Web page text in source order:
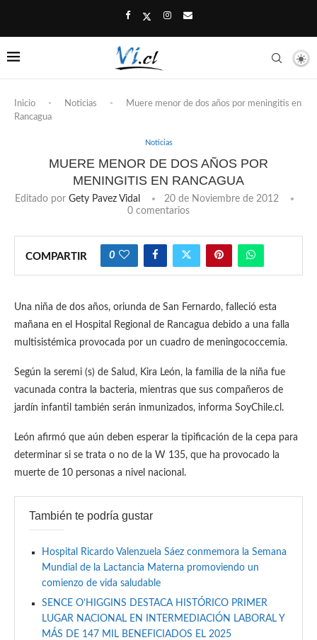
Inicio - Noticias -
Muere menor de dos años por meningitis en
Rancagua
Noticias
MUERE MENOR DE DOS AÑOS POR
MENINGITIS EN RANCAGUA
Editado por Gety Pavez Vidal
20 de Noviembre de 2012
0 comentarios
COMPARTIR 0
Una niña de dos años, oriunda de San Fernardo, falleció esta
mañana en el Hospital Regional de Rancagua debido a una falla
multisistémica provocada por un cuadro de meningococcemia.
Según la seremi (s) de Salud, Kira León, la familia de la niña fue
vacunada contra la bacteria, mientras que sus compañeros de
jardín infantil también serán inmunizados, informa SoyChile.cl.
León afirmó que aún deben esperar la tipificación de la cepa para
determinar si se trata o no de la W 135, que ha provocado la
muerte de 10 personas a nivel nacional.
También te podría gustar
Hospital Ricardo Valenzuela Sáez conmemora la Semana
Mundial de la Lactancia Materna promoviendo un
comienzo de vida saludable
SENCE O’HIGGINS DESTACA HISTÓRICO PRIMER
LUGAR NACIONAL EN INTERMEDIACIÓN LABORAL Y
MÁS DE 147 MIL BENEFICIADOS EL 2025